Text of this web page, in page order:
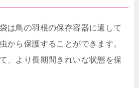
は鳥の羽根の保存容器に適して
から保護することができます。
、より長期間きれいな状態を保